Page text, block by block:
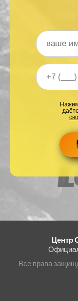
Ваше имя*
Ваш номер
Центр
Все права